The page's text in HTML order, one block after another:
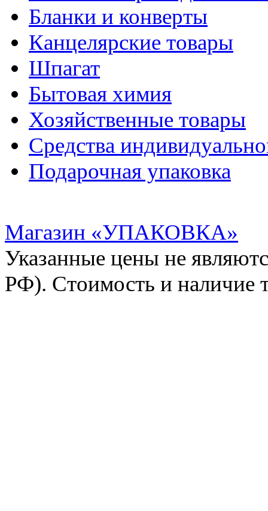
Бланки и конверты
Канцелярские товары
Шпагат
Бытовая химия
Хозяйственные товары
Средства
Подарочная упаковка
Магазин «УПАКОВКА»
Указанные цены не
РФ). Стоимость и наличие